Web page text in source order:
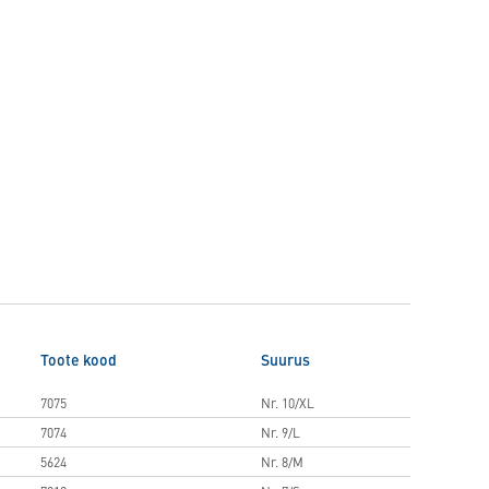
Toote kood Suurus
7075
Nr. 10/XL
7074
Nr. 9/L
5624
Nr. 8/M